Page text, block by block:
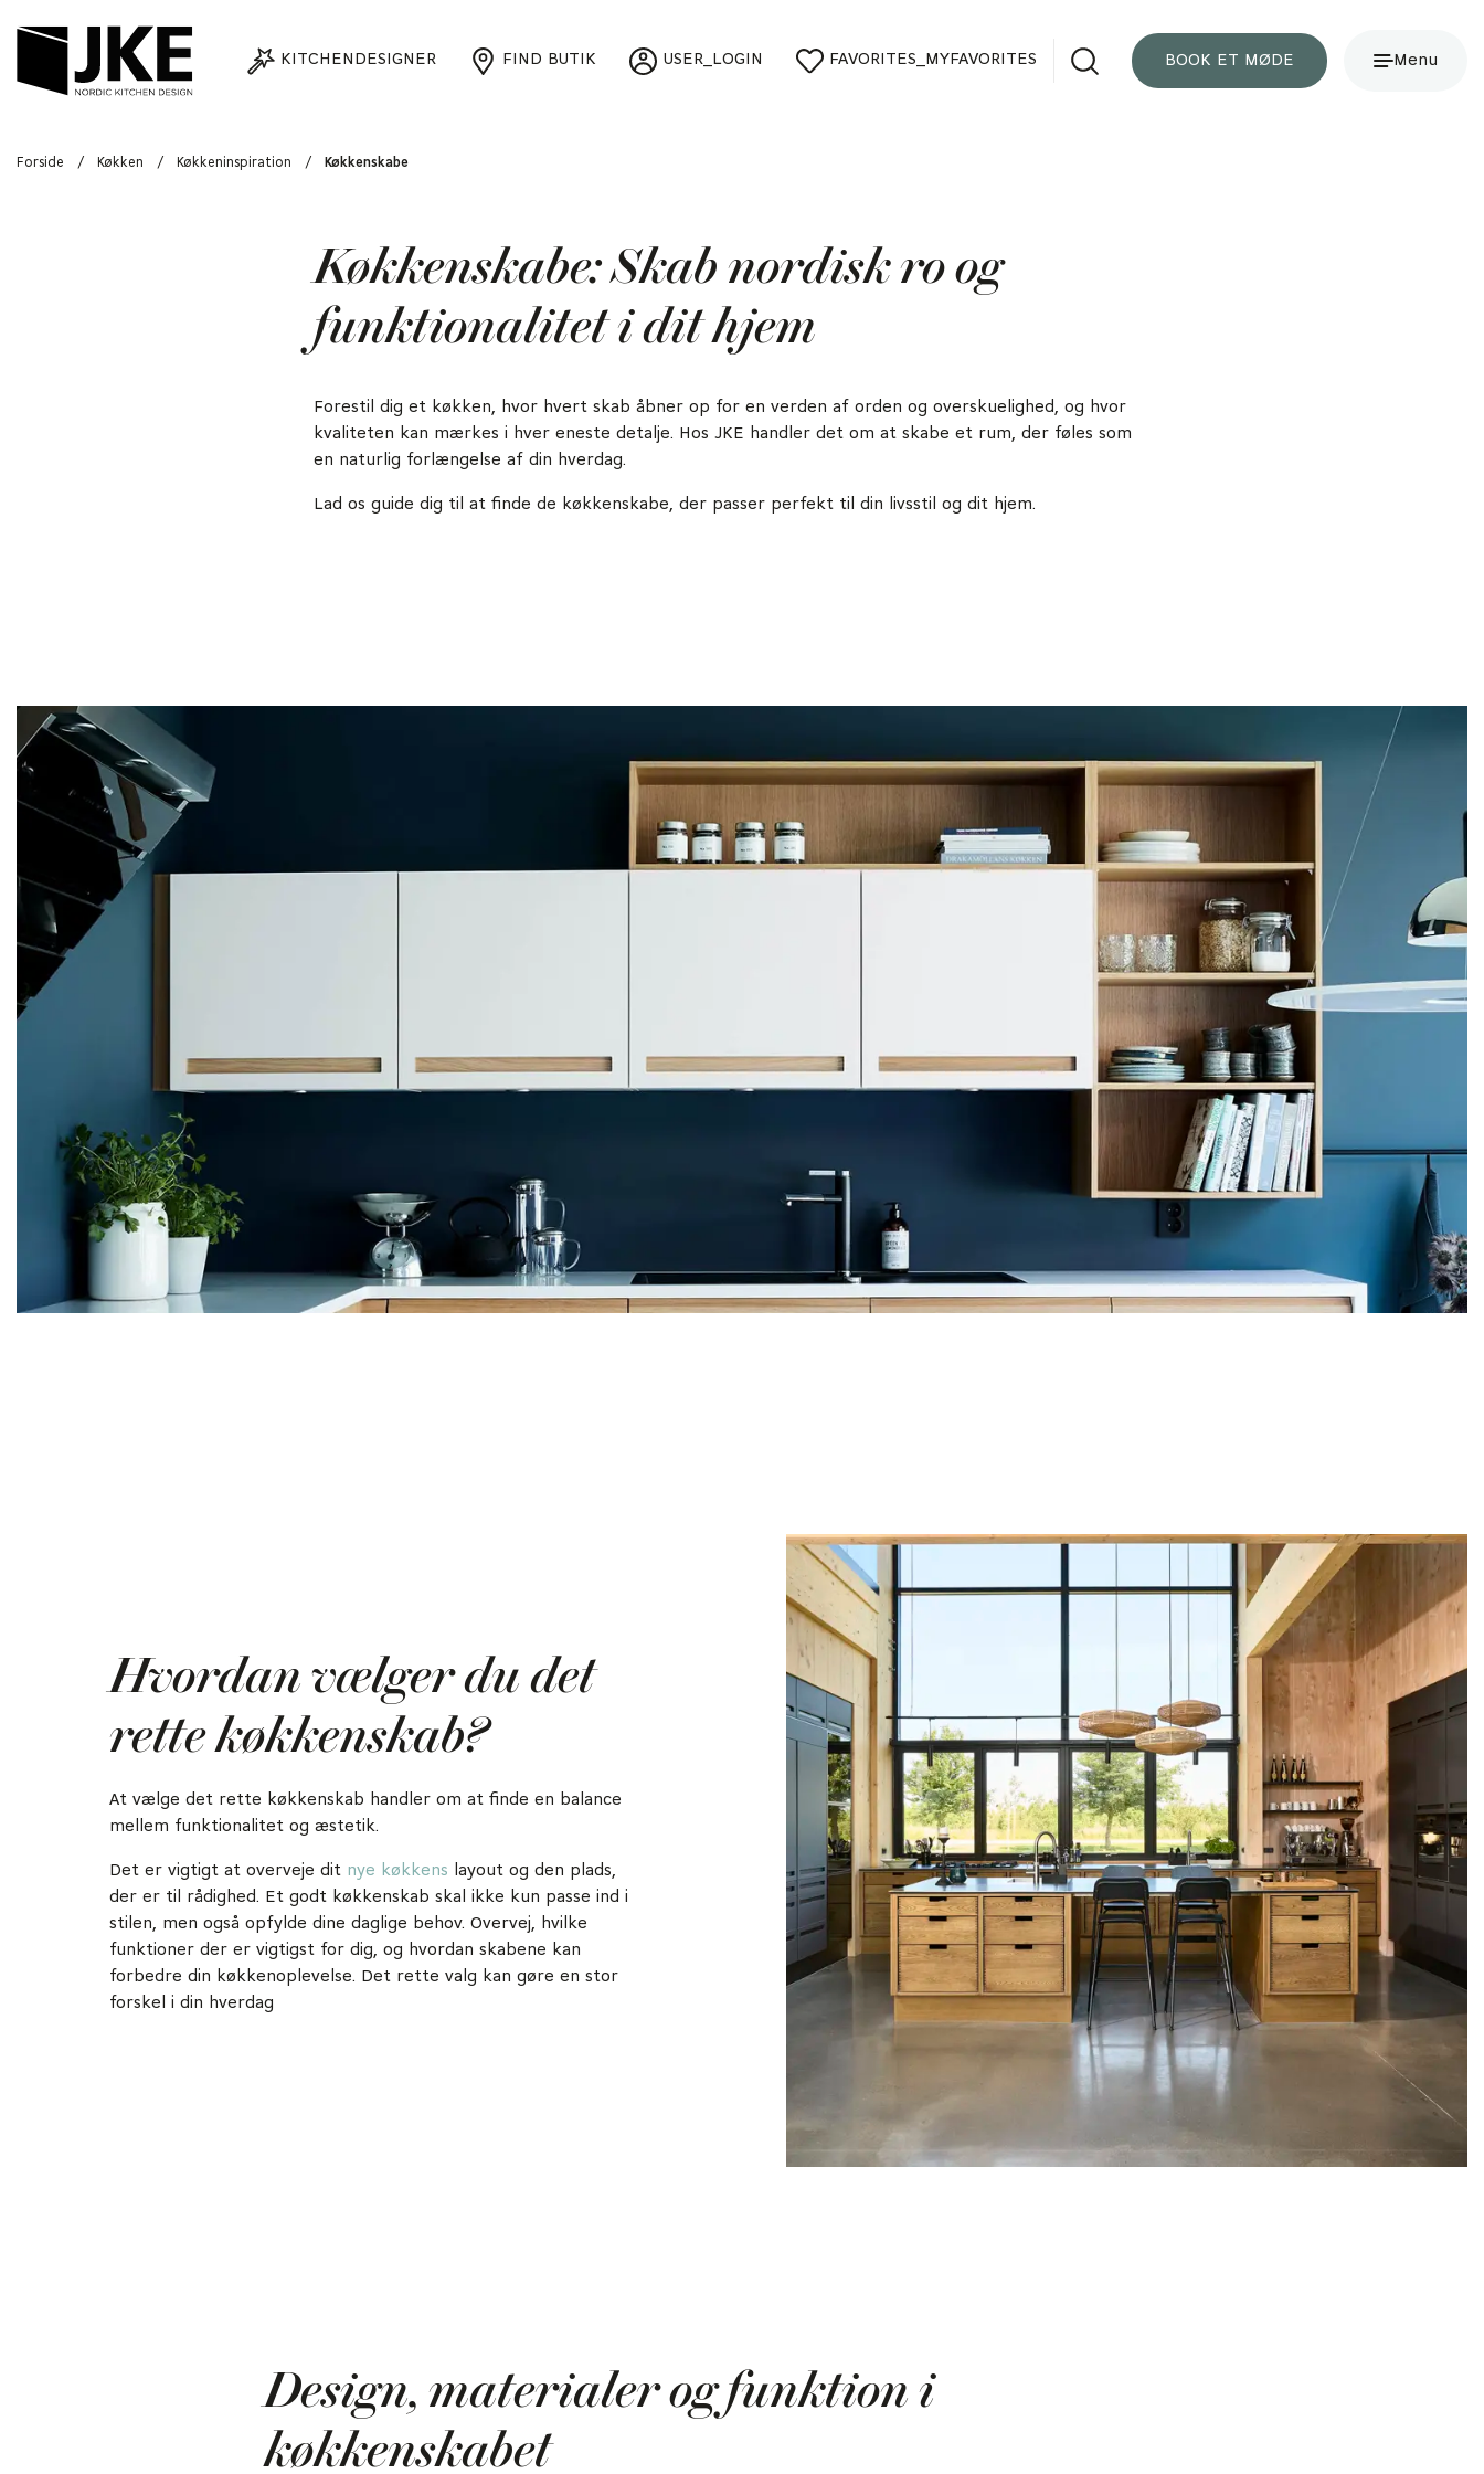
KITCHENDESIGNER FIND BUTIK USER_LOGIN FAVORITES_MYFAVORITES BOOK ET MØDE Menu
Forside / Køkken / Køkkeninspiration / Køkkenskabe
Køkkenskabe: Skab nordisk ro og
funktionalitet i dit hjem
Forestil dig et køkken, hvor hvert skab åbner op for en verden af orden og overskuelighed, og hvor
kvaliteten kan mærkes i hver eneste detalje. Hos JKE handler det om at skabe et rum, der føles som
en naturlig forlængelse af din hverdag.
Lad os guide dig til at finde de køkkenskabe, der passer perfekt til din livsstil og dit hjem.
Hvordan vælger du det
rette køkkenskab?
At vælge det rette køkkenskab handler om at finde en balance
mellem funktionalitet og æstetik.
Det er vigtigt at overveje dit nye køkkens layout og den plads,
der er til rådighed. Et godt køkkenskab skal ikke kun passe ind i
stilen, men også opfylde dine daglige behov. Overvej, hvilke
funktioner der er vigtigst for dig, og hvordan skabene kan
forbedre din køkkenoplevelse. Det rette valg kan gøre en stor
forskel i din hverdag
Design, materialer og funktion i
køkkenskabet